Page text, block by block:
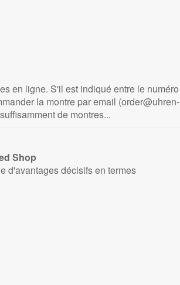
en ligne. S'il est indiqué entre le numéro
la montre par email (order@uhren-
de montres...
Shop
d'avantages décisifs en termes